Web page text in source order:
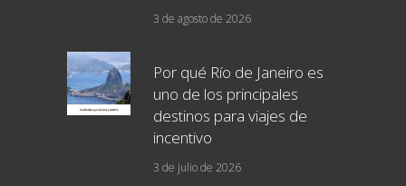
3 de agosto de 2026
Por qué Río de Janeiro es
uno de los principales
destinos para viajes de
incentivo
3 de julio de 2026